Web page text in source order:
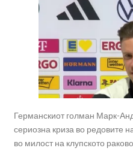
посилен од кога било
Ханси Флик не жали долго
англиската Премиер лига
Играч на Барселона бесен
срцепарателните зборови
Кам-бек на терен за
заМИнува на позајмица!?
Германскиот голман Марк-
сериозна криза во редовите
во милост на клупското